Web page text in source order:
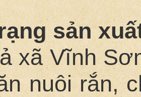
sản
xã Vĩnh
nuôi rắn,